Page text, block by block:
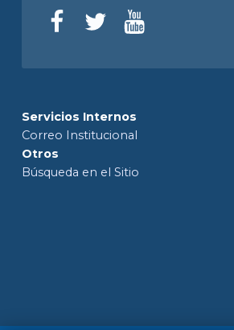
Servicios Internos
Correo Institucional
Otros
Búsqueda en el Sitio